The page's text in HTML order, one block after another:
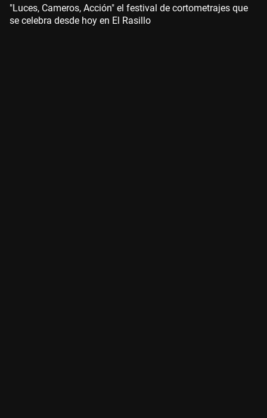
"Luces, Cameros, Acción" el festival de cortometrajes que
se celebra desde hoy en El Rasillo